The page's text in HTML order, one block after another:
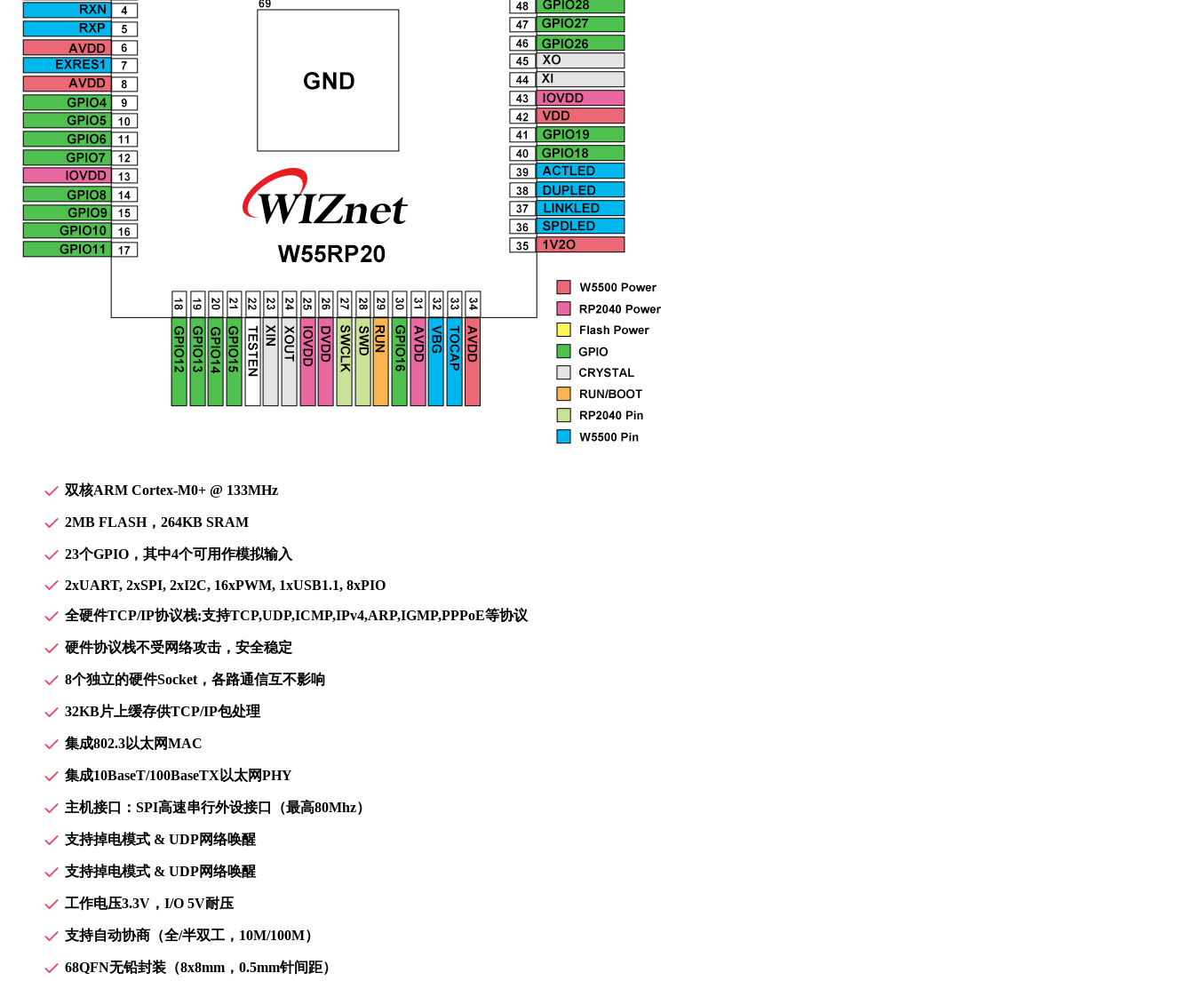
双核ARM Cortex-M0+ @ 133MHz
2MB FLASH，264KB SRAM
23个GPIO，其中4个可用作模拟输入
2xUART, 2xSPI, 2xI2C, 16xPWM, 1xUSB1.1, 8xPIO
全硬件TCP/IP协议栈:支持TCP,UDP,ICMP,IPv4,ARP,IGMP,PPPoE等协议
硬件协议栈不受网络攻击，安全稳定
8个独立的硬件Socket，各路通信互不影响
32KB片上缓存供TCP/IP包处理
集成802.3以太网MAC
集成10BaseT/100BaseTX以太网PHY
主机接口：SPI高速串行外设接口（最高80Mhz）
支持掉电模式 & UDP网络唤醒
支持掉电模式 & UDP网络唤醒
工作电压3.3V，I/O 5V耐压
支持自动协商（全/半双工，10M/100M）
68QFN无铅封装（8x8mm，0.5mm针间距）